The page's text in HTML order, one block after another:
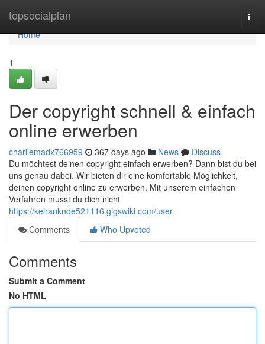
topsocialplan
Home
Home
1
Der copyright schnell & einfach
online erwerben
charliemadx766959 367 days ago News
Discuss
Du möchtest deinen copyright einfach erwerben? Dann bist du bei
uns genau dabei. Wir bieten dir eine komfortable Möglichkeit,
deinen copyright online zu erwerben. Mit unserem einfachen
Verfahren musst du dich nicht
https://keiranknde521116.gigswiki.com/user
Comments
Who Upvoted
Comments
Submit a Comment
No HTML